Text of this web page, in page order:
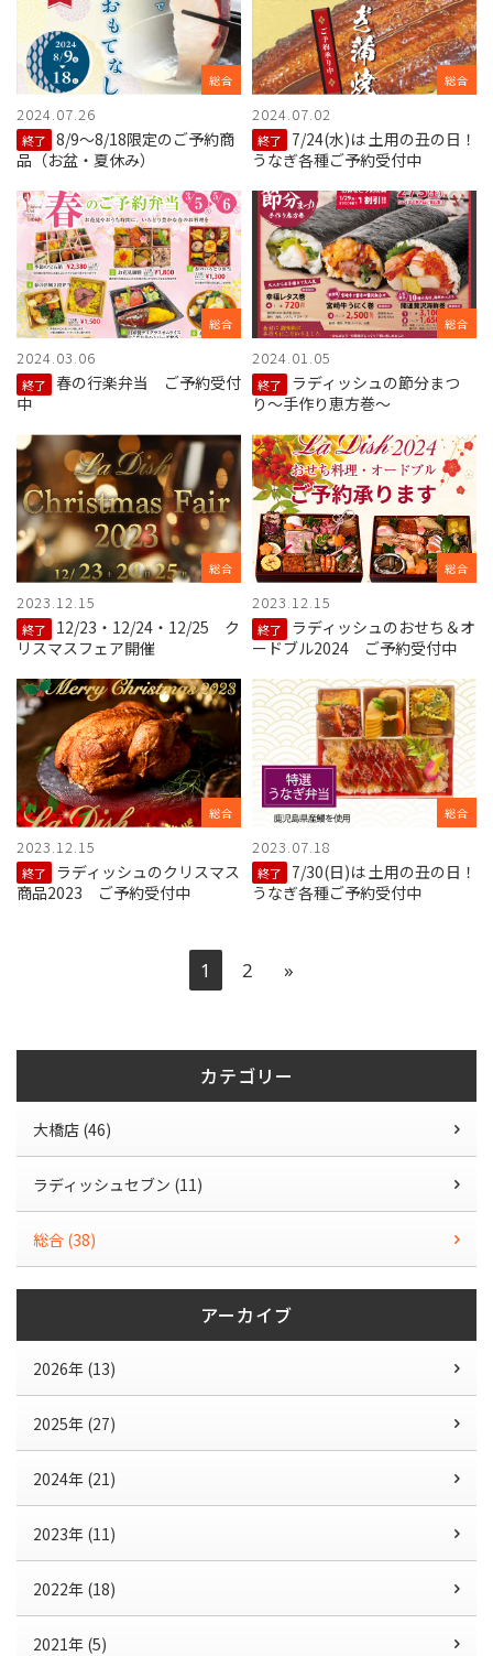
総合
2024.07.26
終了
8/9～8/18限定のご予約商
品（お盆・夏休み）
総合
2024.07.02
終了
7/24(水)は 土用の丑の日！
うなぎ各種ご予約受付中
総合
2024.03.06
終了
春の行楽弁当 ご予約受付
中
総合
2024.01.05
終了
ラディッシュの節分まつ
り〜手作り恵方巻〜
総合
2023.12.15
終了
12/23・12/24・12/25 ク
リスマスフェア開催
総合
2023.12.15
終了
ラディッシュのおせち＆オ
ードブル2024 ご予約受付中
総合
2023.12.15
終了
ラディッシュのクリスマス
商品2023 ご予約受付中
総合
2023.07.18
終了
7/30(日)は 土用の丑の日！
うなぎ各種ご予約受付中
1 2 »
カテゴリー
大橋店 (46)
ラディッシュセブン (11)
総合 (38)
アーカイブ
2026年 (13)
2025年 (27)
2024年 (21)
2023年 (11)
2022年 (18)
2021年 (5)